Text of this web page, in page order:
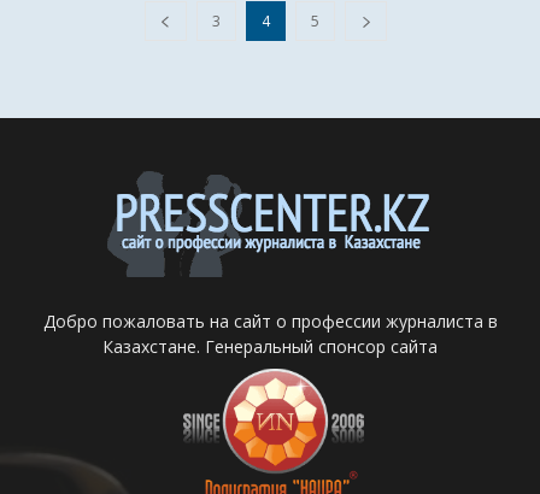
3 4 5
Добро пожаловать на сайт о профессии журналиста в
Казахстане. Генеральный спонсор сайта